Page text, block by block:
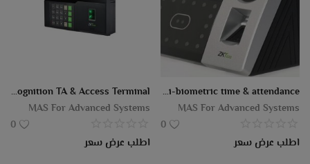
PFace202 | ZKTeco multi-biometric time & attendance
MAS For Advanced Systems
0
اطلب عرض سعر
IN05 & IN05-A - ZKTeco Fingerprint Recognition TA & Access Terminal
MAS For Advanced Systems
0
اطلب عرض سعر